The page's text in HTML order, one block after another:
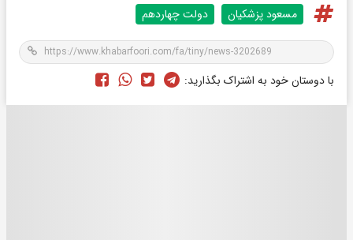
مسعود پزشکیان دولت چهاردهم
با دوستان خود به اشتراک بگذارید: